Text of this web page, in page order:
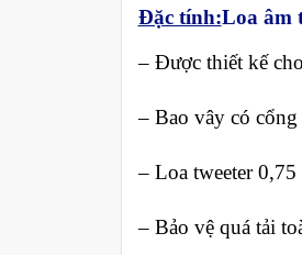
Đặc tính:Loa âm
– Được thiết kế
– Bao vây có
– Loa tweeter
– Bảo vệ quá tải